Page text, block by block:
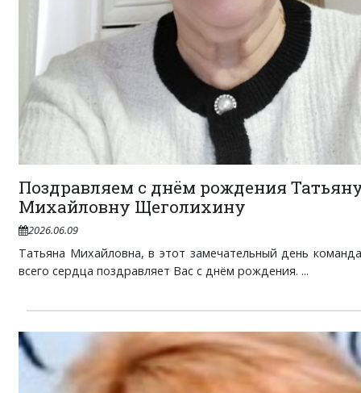
Поздравляем с днём рождения
Михайловну Щеголихину
2026.06.09
Татьяна Михайловна, в этот замечательный день
всего сердца поздравляет Вас с днём рождения. ...